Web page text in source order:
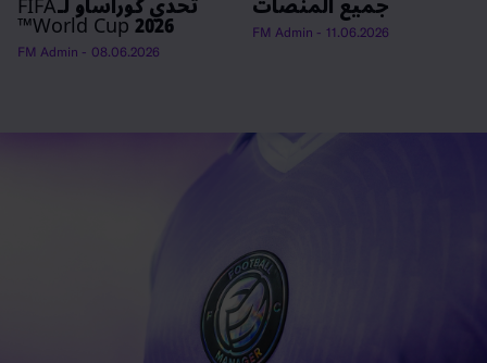
11.06.2026
- FM Admin
World Cup 2026™
08.06.2026
- FM Admin